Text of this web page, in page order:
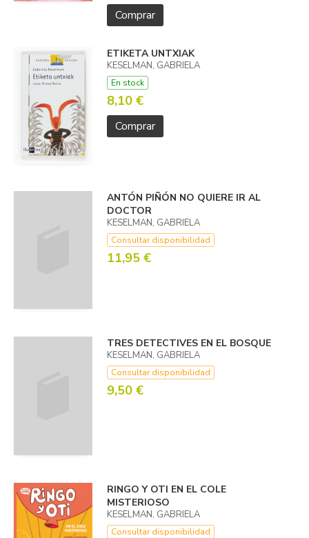
Comprar
ETIKETA UNTXIAK
KESELMAN, GABRIELA
En stock
8,10 €
Comprar
ANTÓN PIÑÓN NO QUIERE IR AL
DOCTOR
KESELMAN, GABRIELA
Consultar disponibilidad
11,95 €
TRES DETECTIVES EN EL BOSQUE
KESELMAN, GABRIELA
Consultar disponibilidad
9,50 €
RINGO Y OTI EN EL COLE
MISTERIOSO
KESELMAN, GABRIELA
Consultar disponibilidad